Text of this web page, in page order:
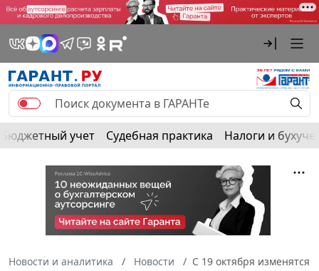
Бюджетный учет Судебная практика Налоги и
Новости и аналитика Новости
С 19 октября изменятся